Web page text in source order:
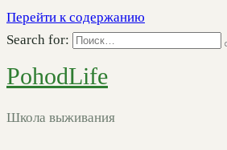
Перейти к содержанию
Search for:
PohodLife
Школа выживания